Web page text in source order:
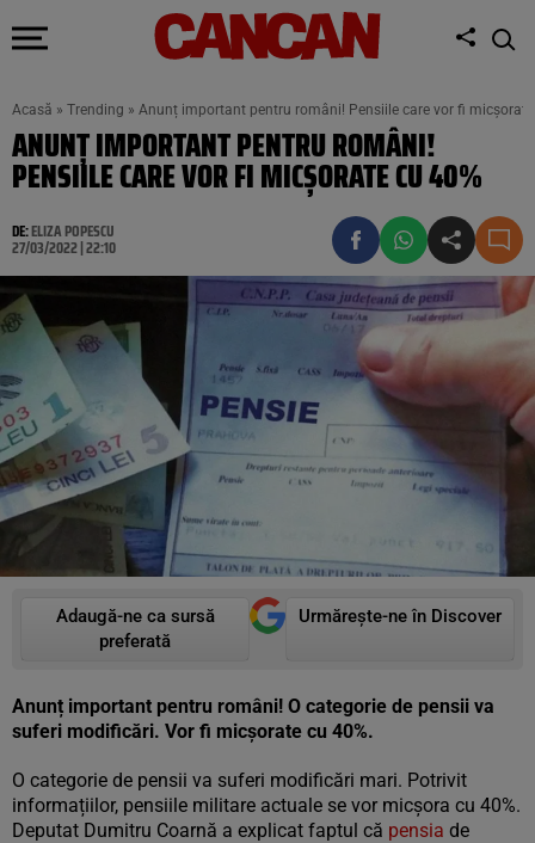
Acasă » Trending » Anunț important pentru români! Pensiile care vor fi micșorate
ANUNȚ IMPORTANT PENTRU ROMÂNI!
PENSIILE CARE VOR FI MICȘORATE CU 40%
DE:ELIZA POPESCU
27/03/2022 | 22:10
Adaugă-ne ca sursă
preferată
Urmărește-ne în Discover
Anunț important pentru români! O categorie de pensii va
suferi modificări. Vor fi micșorate cu 40%.
O categorie de pensii va suferi modificări mari. Potrivit
informațiilor, pensiile militare actuale se vor micșora cu 40%.
Deputat Dumitru Coarnă a explicat faptul că pensia de